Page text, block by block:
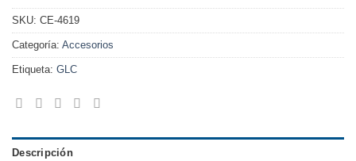
SKU: CE-4619
Categoría: Accesorios
Etiqueta: GLC
Descripción